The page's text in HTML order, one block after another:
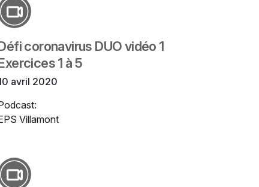
coronavirus DUO vidéo 1
1 à 5
avril 2020
Villamont